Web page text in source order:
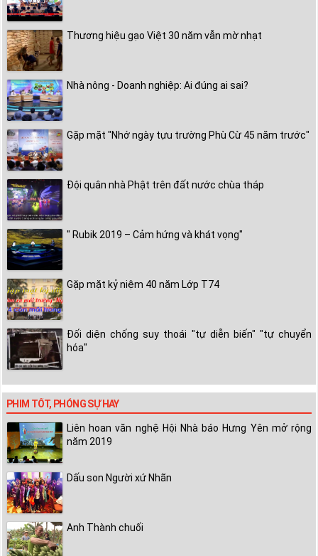
Thương hiệu gạo Việt 30 năm vẫn mờ nhạt
Nhà nông - Doanh nghiệp: Ai đúng ai sai?
Gặp mặt "Nhớ ngày tựu trường Phù Cừ 45 năm trước"
Đội quân nhà Phật trên đất nước chùa tháp
" Rubik 2019 – Cảm hứng và khát vọng"
Gặp mặt kỷ niệm 40 năm Lớp T74
Đối diện chống suy thoái "tự diễn biến" "tự chuyển
hóa"
PHIM TỐT, PHÓNG SỰ HAY
Liên hoan văn nghệ Hội Nhà báo Hưng Yên mở rộng
năm 2019
Dấu son Người xứ Nhãn
Anh Thành chuối